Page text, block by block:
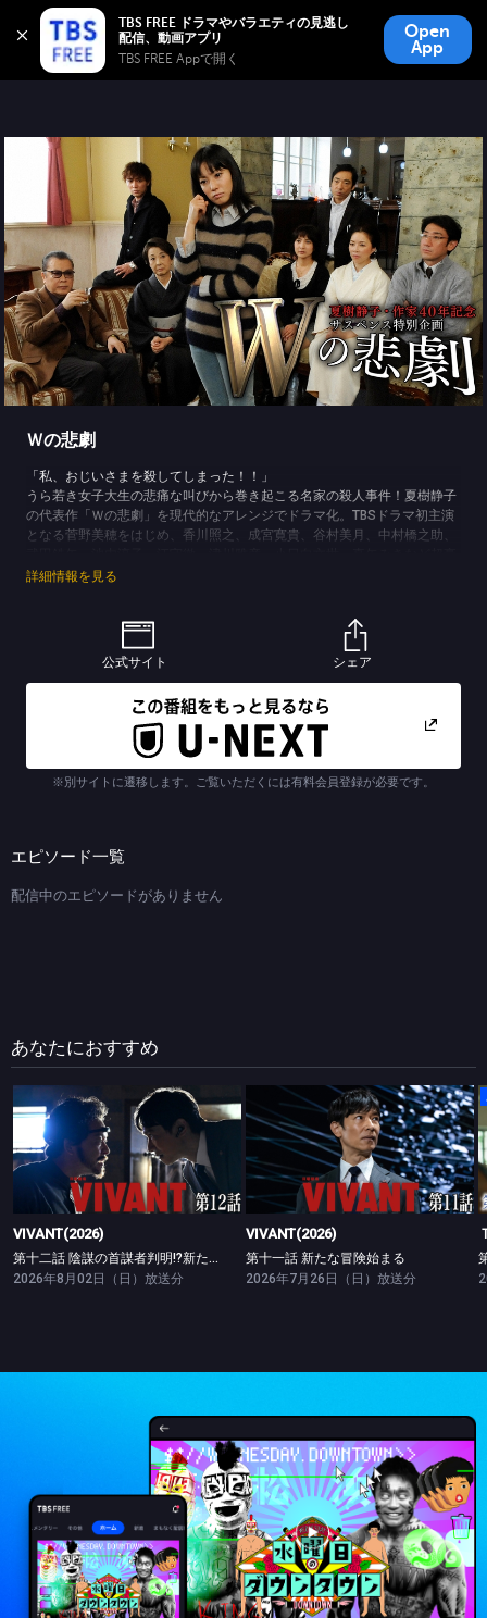
TBS FREE ドラマやバラエティの見逃し
TBS FREE Appで開く
Open
App
TBS FREE
無料見逃し配信
Ｗの悲劇
「私、おじいさまを殺してしまった！！」
うら若き女子大生の悲痛な叫びから巻き起こる名家の殺人事件！夏樹静子
の代表作「Ｗの悲劇」を現代的なアレンジでドラマ化。TBSドラマ初主演
となる菅野美穂をはじめ、香川照之、成宮寛貴、谷村美月、中村橋之助、
華陣を迎えて、夏樹ミステリーが持つ集団劇、密室劇の醍醐味をより深
派遣OLの一条春生（菅野美穂）は、突然派遣先の会社をクビになってしま
う。そんな矢先、以前キャバ嬢をしていた頃の仲間だった和辻摩子（谷村
美月）から、正月に和辻家の別荘で過ごさないかとの誘いの手紙を受け取
る。
春生は摩子の家族で日本有数の製薬会社を営む和辻家の別荘を訪れ、そこ
に集っている和辻製薬の社長・和辻与兵衛（津川雅彦）、妻・みね（池内
淳子）ら、和辻家の面々や与兵衛の主治医・間崎鐘平（香川照之）と対面
する。
晩餐が終わり、各々くつろいでいた時、悲劇は起きた。与兵衛に呼ばれて
詳細情報を見る
公式サイト シェア
※別サイトに遷移します。ご覧いただくには有料会員登録が必要です。
エピソード一覧
配信中のエピソードがありません
あなたにおすすめ
VIVANT(2026)
VIVANT(2026)
第十二話 陰謀の首謀者判明!?新たな仲間との対峙
2026年8月02日（日）放送分
VIVANT(2026)
第十一話 新たな冒険始まる
VIVANT(2026)
第十一話 新たな冒険始まる
2026年7月26日（日）放送分